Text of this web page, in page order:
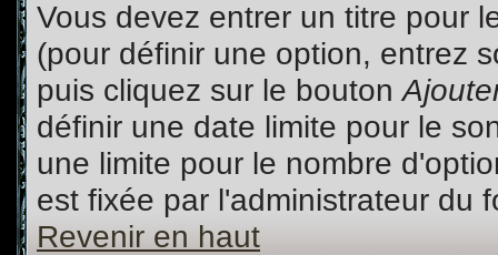
Vous devez entrer un titre pour
(pour définir une option, entrez
puis cliquez sur le bouton
définir une date limite pour le
une limite pour le nombre
est fixée par l'administrateur du
Revenir en haut